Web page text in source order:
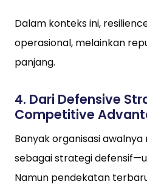
Dalam konteks ini,
operasional, melainkan
panjang.
4. Dari Defensive
Competitive
Banyak organisasi
sebagai strategi
Namun pendekatan